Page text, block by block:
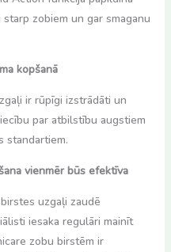
zobiem un gar smaganu
kopšanā
ir rūpīgi izstrādāti un
par atbilstību augstiem
standartiem.
vienmēr būs efektīva
uzgaļi zaudē
iesaka regulāri mainīt
zobu birstēm ir